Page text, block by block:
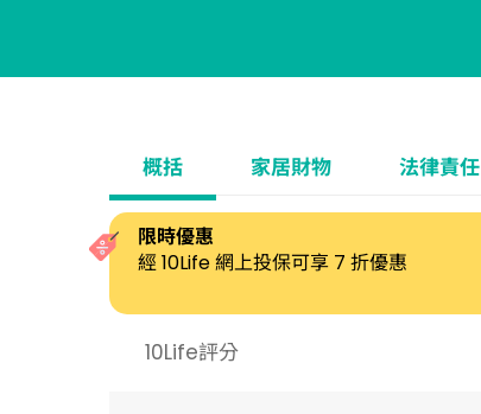
概括 家居財物 法律責任
限時優惠
經 10Life 網上投保可享 7 折優惠
10Life評分